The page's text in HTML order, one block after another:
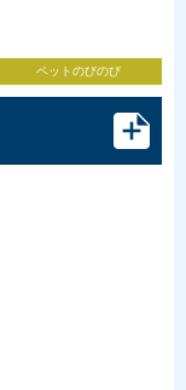
ペットのびのび